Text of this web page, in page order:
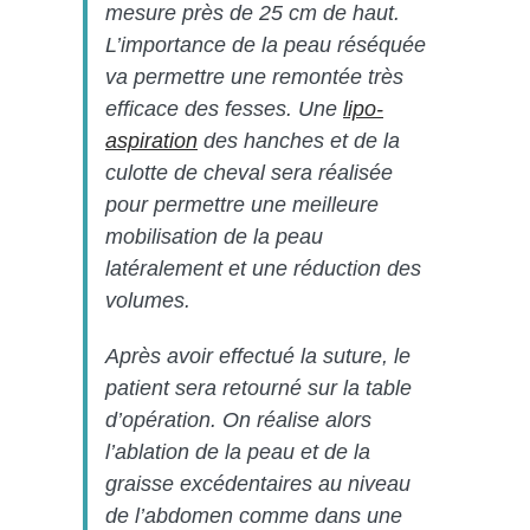
mesure près de 25 cm de haut.
L’importance de la peau réséquée
va permettre une remontée très
efficace des fesses. Une lipo-
aspiration des hanches et de la
culotte de cheval sera réalisée
pour permettre une meilleure
mobilisation de la peau
latéralement et une réduction des
volumes.
Après avoir effectué la suture, le
patient sera retourné sur la table
d’opération. On réalise alors
l’ablation de la peau et de la
graisse excédentaires au niveau
de l’abdomen comme dans une